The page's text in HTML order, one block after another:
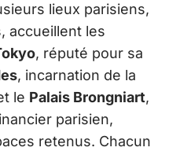
lieux parisiens,
accueillent les
, réputé pour sa
, incarnation de la
le Palais Brongniart,
parisien,
retenus. Chacun